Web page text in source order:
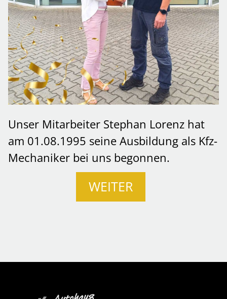
Unser Mitarbeiter Stephan Lorenz hat
am 01.08.1995 seine Ausbildung als Kfz-
Mechaniker bei uns begonnen.
WEITER